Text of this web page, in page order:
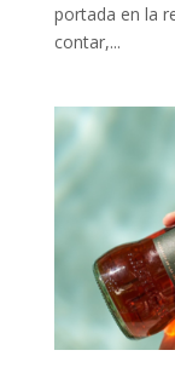
portada en la
contar,...